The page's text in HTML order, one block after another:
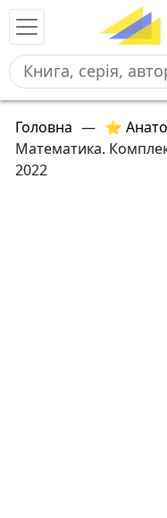
Головна — ⭐
Математика.
2022